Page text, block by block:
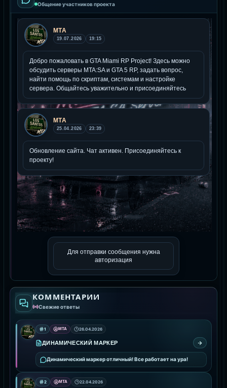
Общение участников проекта
Для отправки сообщения нужна
авторизация
КОММЕНТАРИИ
Свежие ответы
1 MTA 26.04.2026
ДИНАМИЧЕСКИЙ МАРКЕР
Динамический маркер отличный! Все работает на ура!
2 MTA 22.04.2026